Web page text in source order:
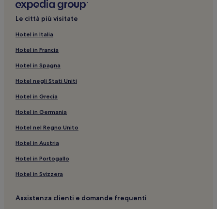
James A. Farley Post Office: hotel nelle vicinanze
Grand Central Terminal: hotel nelle vicinanze
Metropolitan Opera House: hotel nelle vicinanze
Midtown: hotel a 2 stelle
Manhattan: Hotel con palestra
Nomad: hotel
Midtown: Hotel per famiglie
Sutton Place: hotel
New York: hotel
Columbus Circle: hotel nelle vicinanze
American Lyric Theater: hotel nelle vicinanze
Le città più visitate
Hotel in Italia
Hotel in Francia
Hotel in Spagna
Hotel negli Stati Uniti
Hotel in Grecia
Hotel in Germania
Hotel nel Regno Unito
Hotel in Austria
Hotel in Portogallo
Hotel in Svizzera
Assistenza clienti e domande frequenti